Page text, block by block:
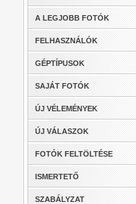
A LEGJOBB FOTÓK
FELHASZNÁLÓK
GÉPTÍPUSOK
SAJÁT FOTÓK
ÚJ VÉLEMÉNYEK
ÚJ VÁLASZOK
FOTÓK FELTÖLTÉSE
ISMERTETŐ
SZABÁLYZAT